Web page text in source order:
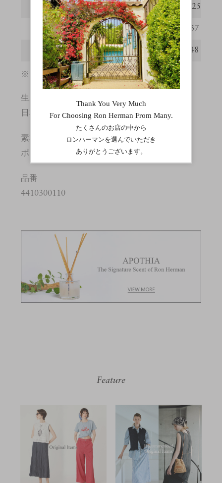
総丈 123 125
肩幅 35 37
身幅 45 48
※サイズの詳しい説明はこちら。
生産国
日本
素材
ポリエステル:100%
品番
4410300110
Feature